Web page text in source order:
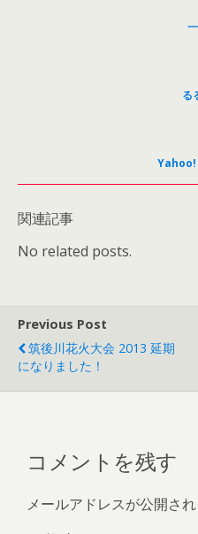
る
Yahoo!
関連記事
No related posts.
Previous Post
筑後川花火大会 2013 延期
になりました！
コメントを残す
メールアドレスが公開さ